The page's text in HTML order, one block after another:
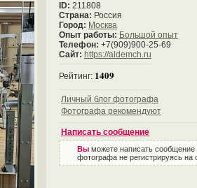
ID: 211808
Страна: Россия
Город: Москва
Опыт работы: Большой опыт
Телефон: +7(909)900-25-69
Сайт: https://aldemch.ru
Рейтинг: 1409
Личный блог фотографа
Фотографа рекомендуют
Написать сообщение
Вы можете написать сообщение
фотографа не регистрируясь на